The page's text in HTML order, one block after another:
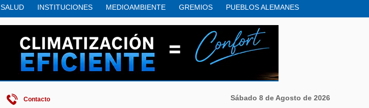
SALUD INSTITUCIONES MEDIOAMBIENTE GREMIOS
PUEBLOS ALEMANES
REGION SOCIEDAD ECONOMIA HISTORIA HUMOR
INTERNACIONALES
Sábado 8 de Agosto de 2026
Contacto